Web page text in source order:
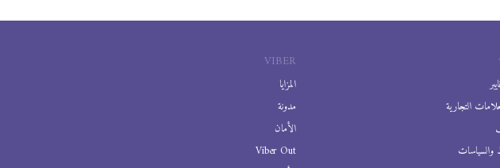
VIBER
المزايا
مدونة
الأمان
Viber Out
التجارية
والسياسات